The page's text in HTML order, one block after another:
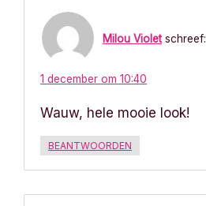
e
Milou Violet schreef:
1 december om 10:40
Wauw, hele mooie look!
BEANTWOORDEN